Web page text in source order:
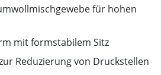
für hohen
mit formstabilem Sitz
Reduzierung von Druckstellen